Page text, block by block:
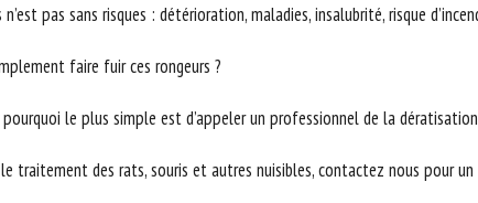
pas sans risques : détérioration, maladies, insalubrité, risque
faire fuir ces rongeurs ?
le plus simple est d’appeler un professionnel de la
traitement des rats, souris et autres nuisibles, contactez nous pour